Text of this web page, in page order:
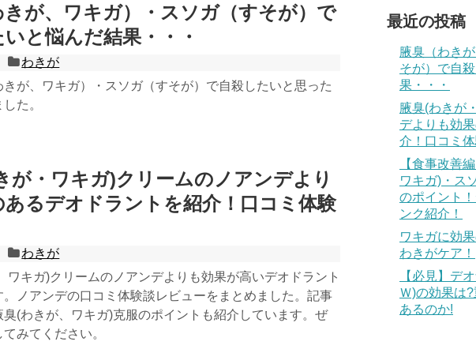
きが、ワキガ）・スソガ（すそが）で
と悩んだ結果・・・
わきが
が、ワキガ）・スソガ（すそが）で自殺したいと思った
た。
が・ワキガ)クリームのノアンデより
あるデオドラントを紹介！口コミ体験
わきが
ワキガ)クリームのノアンデよりも効果が高いデオドラント
。ノアンデの口コミ体験談レビューをまとめました。記事
臭(わきが、ワキガ)克服のポイントも紹介しています。ぜ
みてください。
最近の投稿
腋臭（わき
そが）で自
果・・・
腋臭(わきが
デよりも効
介！口コミ体
【食事改善
ワキガ)・ス
のポイント
ンク紹介！
ワキガに効
わきがケア！
【必見】デ
Ｗ)の効果は
あるのか!